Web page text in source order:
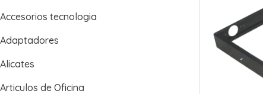
Accesorios tecnologia
Adaptadores
Alicates
Articulos de Oficina